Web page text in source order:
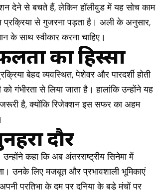
देने से बचते हैं, लेकिन हॉलीवुड में यह सोच काम
प्रक्रिया से गुजरना पड़ता है। अली के अनुसार,
के साथ स्वीकार करना चाहिए।
का हिस्सा
बेहद व्यवस्थित, पेशेवर और पारदर्शी होती
गंभीरता से लिया जाता है। हालांकि उन्होंने यह
है, क्योंकि रिजेक्शन इस सफर का अहम
दौर
कहा कि अब अंतरराष्ट्रीय सिनेमा में
उनके लिए मजबूत और प्रभावशाली भूमिकाएं
प्रतिभा के दम पर दुनिया के बड़े मंचों पर